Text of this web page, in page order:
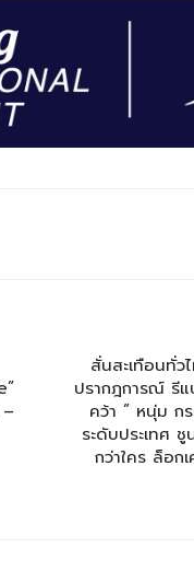
สั่นสะเทือนทั่ว
ปรากฎการณ์ รี
คว้า ” หนุ่ม ก
ระดับประเทศ
กว่าใคร ล็อ